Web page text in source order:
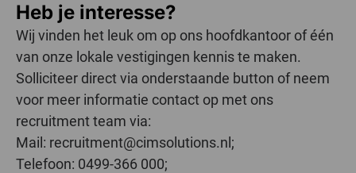
Heb je interesse?
Wij vinden het leuk om op ons hoofdkantoor of één
van onze lokale vestigingen kennis te maken.
Solliciteer direct via onderstaande button of neem
voor meer informatie contact op met ons
recruitment team via:
Mail: recruitment@cimsolutions.nl;
Telefoon: 0499-366 000;